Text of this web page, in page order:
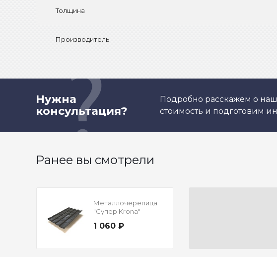
Толщина
Производитель
Нужна
консультация?
Подробно расскажем о
стоимость и подготовим
Ранее вы смотрели
Металлочерепица
"Супер Krona"
Двусторонний RAL
1 060 ₽